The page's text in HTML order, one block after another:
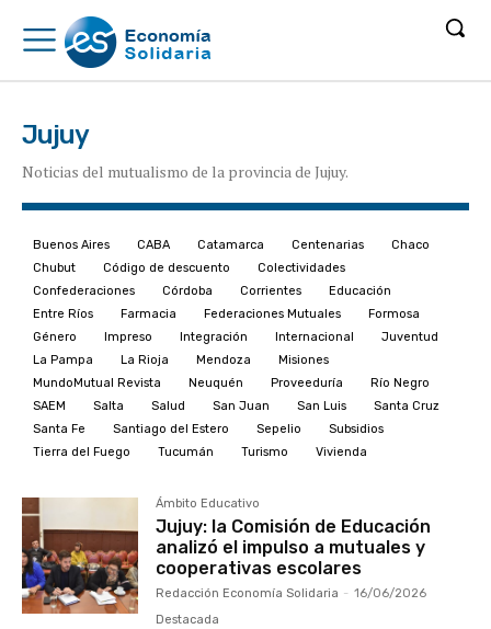
Jujuy
Noticias del mutualismo de la provincia de Jujuy.
Buenos Aires CABA Catamarca Centenarias
Chaco
Chubut
Código de descuento
Colectividades
Confederaciones
Córdoba Corrientes
Educación
Entre Ríos
Farmacia Federaciones Mutuales
Formosa
Género
Impreso Integración Internacional
Juventud
La Pampa
La Rioja Mendoza
Misiones
MundoMutual Revista
Neuquén Proveeduría
Río Negro
SAEM
Salta Salud San Juan San Luis
Santa Cruz
Santa Fe
Santiago del Estero Sepelio
Subsidios
Tierra del Fuego
Tucumán Turismo Vivienda
Ámbito Educativo
Jujuy: la Comisión de Educación
analizó el impulso a mutuales y
cooperativas escolares
Redacción Economía Solidaria - 16/06/2026
Destacada